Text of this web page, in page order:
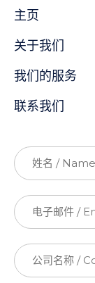
主页
关于我们
我们的服务
联系我们